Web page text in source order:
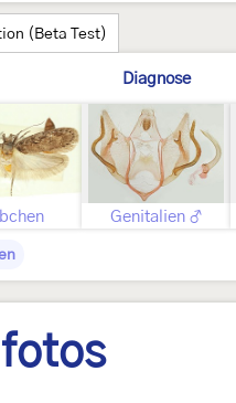
(Beta Test)
Diagnose
Genitalien ♂